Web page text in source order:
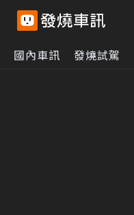
國內車訊 發燒試駕